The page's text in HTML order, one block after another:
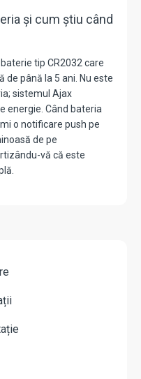
și cum știu când
tip CR2032 care
până la 5 ani. Nu este
sistemul Ajax
energie. Când bateria
o notificare push pe
de pe
vă că este